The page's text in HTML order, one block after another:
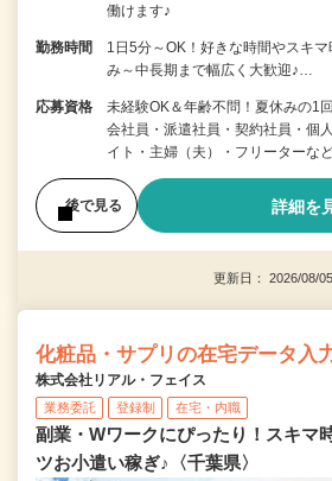
働けます♪
勤務時間
1日5分～OK！好きな時間やスキ
み～中長期まで幅広く大歓迎♪…
応募資格
未経験OK＆年齢不問！夏休みの1
会社員・派遣社員・契約社員・個
イト・主婦（夫）・フリーターな
後で見る 詳細を
更新日： 2026/08/
化粧品・サプリの在宅データ入
株式会社リアル・フェイス
業務委託 登録制 在宅・内職
副業・Wワークにぴったり！スキマ
ツお小遣い稼ぎ♪〈千葉県〉